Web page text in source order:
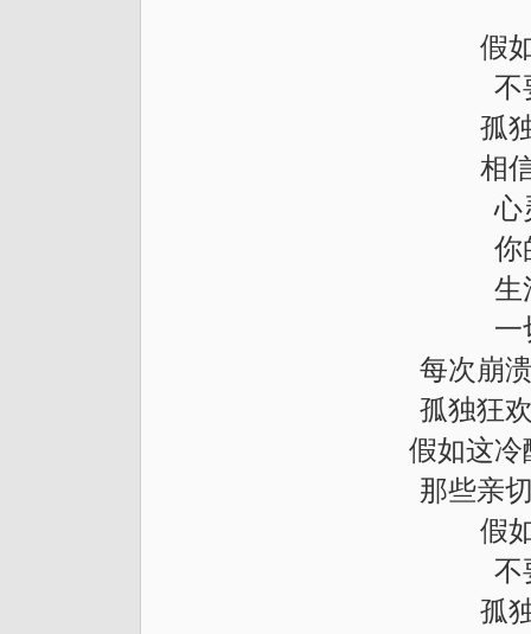
假
不
孤
相
心
你
生
一
每次崩
孤独狂
假如这冷
那些亲
假
不
孤